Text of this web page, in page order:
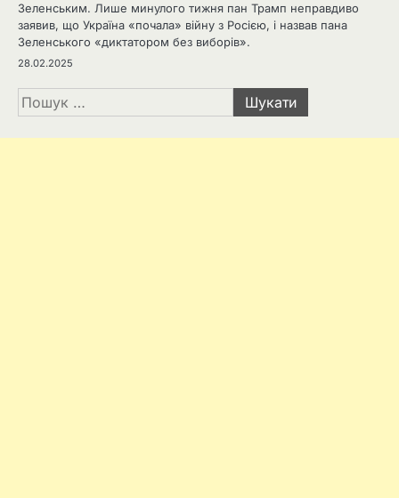
Зеленським. Лише минулого тижня пан Трамп неправдиво
заявив, що Україна «почала» війну з Росією, і назвав пана
Зеленського «диктатором без виборів».
28.02.2025
Пошук: